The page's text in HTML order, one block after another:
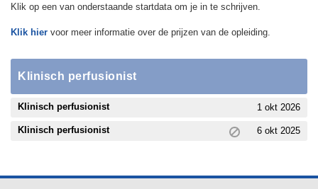
Klik op een van onderstaande startdata om je in te schrijven.
Klik hier voor meer informatie over de prijzen van de opleiding.
Klinisch perfusionist
1 okt 2026
Klinisch perfusionist
6 okt 2025
Klinisch perfusionist